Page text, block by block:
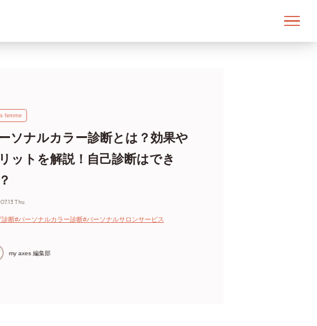
femme
ソナルカラー診断とは？効果や
ットを解説！自己診断はでき
Thu.
診断#パーソナルカラー診断#パーソナルサロンサービス
my axes 編集部